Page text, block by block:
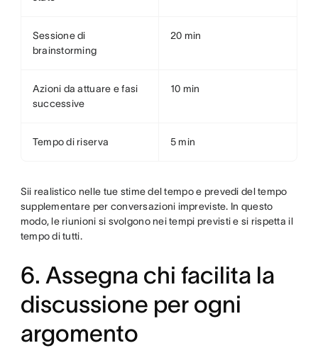
Sessione di
brainstorming
20 min
Azioni da attuare e fasi
successive
10 min
Tempo di riserva 5 min
Sii realistico nelle tue stime del tempo e prevedi del tempo
supplementare per conversazioni impreviste. In questo
modo, le riunioni si svolgono nei tempi previsti e si rispetta il
tempo di tutti.
6. Assegna chi facilita la
discussione per ogni
argomento